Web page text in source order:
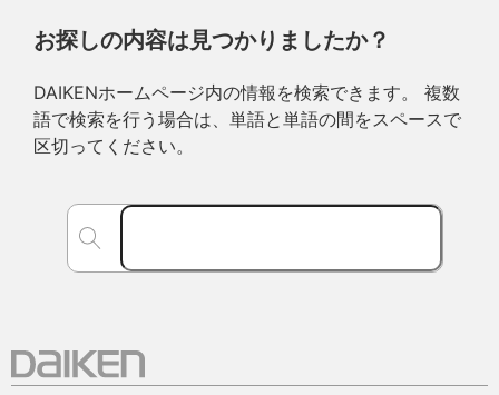
お探しの内容は見つかりましたか？
DAIKENホームページ内の情報を検索できます。 複数
語で検索を行う場合は、単語と単語の間をスペースで
区切ってください。